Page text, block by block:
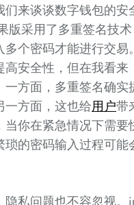
来谈谈数字钱包的安
版采用了多重签名技
多个密码才能进行交易
高安全性，但在我看来
一方面，多重签名确实
一方面，这也给用户带
当你在紧急情况下需要
琐的密码输入过程可能
隐私问题也不容忽视。